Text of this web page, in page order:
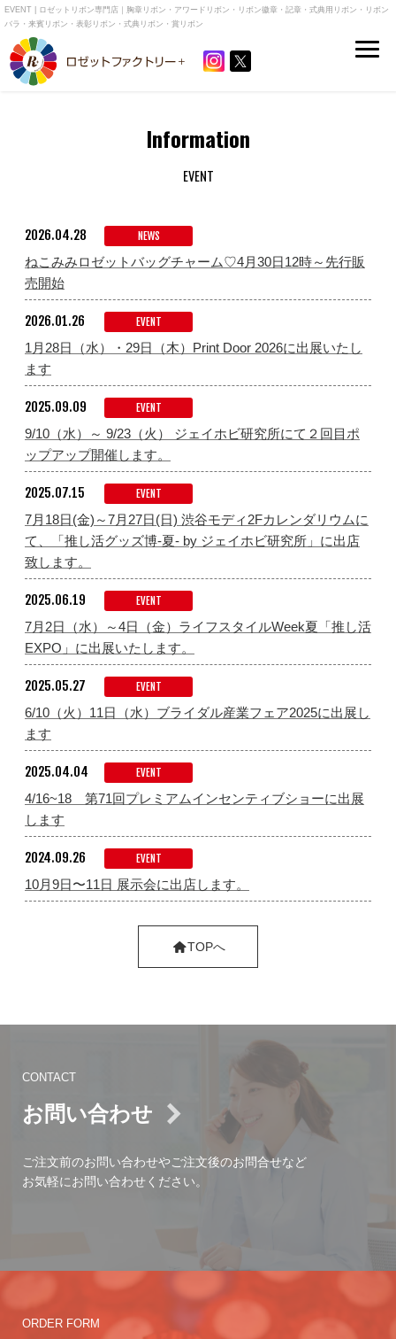
EVENT | ロゼットリボン専門店｜胸章リボン・アワードリボン・リボン徽章・記章・式典用リボン・リボン
バラ・来賓リボン・表彰リボン・式典リボン・賞リボン
Information
EVENT
2026.04.28 NEWS
ねこみみロゼットバッグチャーム♡4月30日12時～先行販
売開始
2026.01.26 EVENT
1月28日（水）・29日（木）Print Door 2026に出展いたし
ます
2025.09.09 EVENT
9/10（水）～ 9/23（火） ジェイホビ研究所にて２回目ポ
ップアップ開催します。
2025.07.15 EVENT
7月18日(金)～7月27日(日) 渋谷モディ2Fカレンダリウムに
て、「推し活グッズ博-夏- by ジェイホビ研究所」に出店
致します。
2025.06.19 EVENT
7月2日（水）～4日（金）ライフスタイルWeek夏「推し活
EXPO」に出展いたします。
2025.05.27 EVENT
6/10（火）11日（水）ブライダル産業フェア2025に出展し
ます
2025.04.04 EVENT
4/16~18 第71回プレミアムインセンティブショーに出展
します
2024.09.26 EVENT
10月9日〜11日 展示会に出店します。
TOPへ
CONTACT
お問い合わせ
ご注文前のお問い合わせやご注文後のお問合せなど
お気軽にお問い合わせください。
ORDER FORM